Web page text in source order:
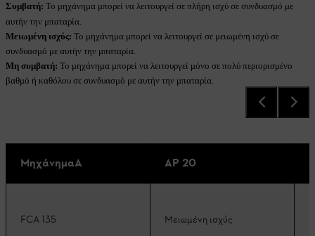
Συμβατή: Το μηχάνημα μπορεί να λειτουργεί σε πλήρη ισχύ σε συνδυασμό με
αυτήν την μπαταρία.
Μειωμένη ισχύς: Το μηχάνημα μπορεί να λειτουργεί σε μειωμένη ισχύ σε
συνδυασμό με αυτήν την μπαταρία.
Μη συμβατή: Το μηχάνημα μπορεί να λειτουργεί μόνο σε πολύ περιορισμένο
βαθμό ή καθόλου σε συνδυασμό με αυτήν την μπαταρία.
ΜηχάνημαA AP 20
FCA 135 Μειωμένη ισχύς